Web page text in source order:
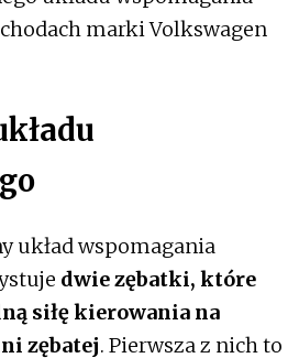
marki Volkswagen
układ wspomagania
dwie zębatki, które
siłę kierowania na
zębatej. Pierwsza z nich to